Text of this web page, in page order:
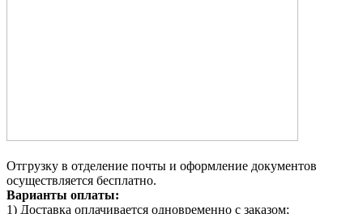
Отгрузку в отделение почты и оформление документов
осуществляется бесплатно.
Варианты оплаты:
1) Доставка оплачивается одновременно с заказом;